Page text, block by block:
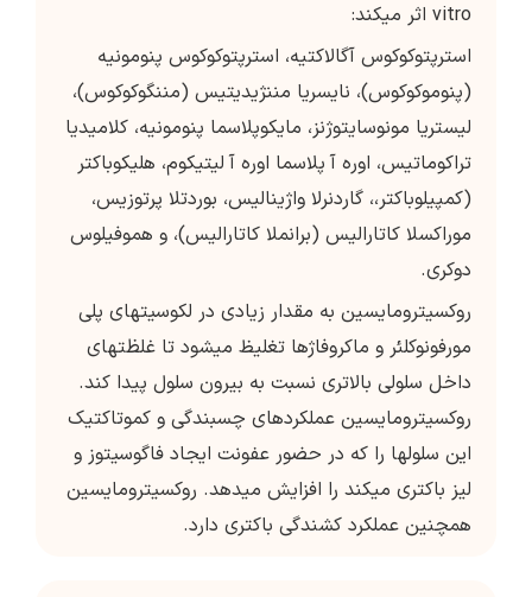
vitro اثر می­کند:
استرپتوکوکوس آگالاکتیه، استرپتوکوکوس پنومونیه
(پنوموکوکوس)، نایسریا مننژیدیتیس (مننگوکوکوس)،
لیستریا مونوسایتوژنز، مایکوپلاسما پنومونیه، کلامیدیا
تراکوماتیس، اوره آ پلاسما اوره آ لیتیکوم، هلیکوباکتر
(کمپیلوباکتر،، گاردنرلا واژینالیس، بوردتلا پرتوزیس،
موراکسلا کاتارالیس (برانملا کاتارالیس)، و هموفیلوس
دوکری.
روکسیترومایسین به مقدار زیادی در لکوسیت­های پلی
مورفونوکلئر و ماکروفاژها تغلیظ می­شود تا غلظت­های
داخل سلولی بالاتری نسبت به بیرون سلول پیدا کند.
روکسیترومایسین عملکردهای چسبندگی و کموتاکتیک
این سلول­ها را که در حضور عفونت ایجاد فاگوسیتوز و
لیز باکتری می­کند را افزایش می­دهد. روکسیترومایسین
هم­چنین عملکرد کشندگی باکتری دارد.